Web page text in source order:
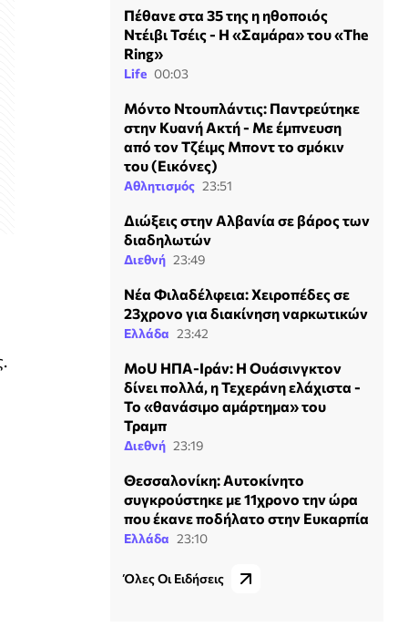
Πέθανε στα 35 της η ηθοποιός
Ντέιβι Τσέις - Η «Σαμάρα» του «The
Ring»
Life 00:03
Μόντο Ντουπλάντις: Παντρεύτηκε
στην Κυανή Ακτή - Με έμπνευση
από τον Τζέιμς Μποντ το σμόκιν
του (Εικόνες)
Αθλητισμός 23:51
Διώξεις στην Αλβανία σε βάρος των
διαδηλωτών
Διεθνή 23:49
Νέα Φιλαδέλφεια: Χειροπέδες σε
23χρονο για διακίνηση ναρκωτικών
Ελλάδα 23:42
MoU ΗΠΑ-Ιράν: Η Ουάσινγκτον
δίνει πολλά, η Τεχεράνη ελάχιστα -
Το «θανάσιμο αμάρτημα» του
Τραμπ
Διεθνή 23:19
Θεσσαλονίκη: Αυτοκίνητο
συγκρούστηκε με 11χρονο την ώρα
που έκανε ποδήλατο στην Ευκαρπία
Ελλάδα 23:10
Όλες Οι Ειδήσεις